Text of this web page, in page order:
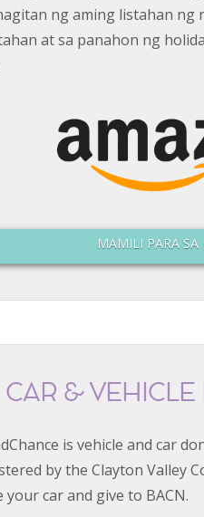
ng aming listahan ng
at sa panahon ng
MAMILI PARA SA
CAR & VEHICLE
is vehicle and car
by the Clayton Valley
your car and give to BACN.